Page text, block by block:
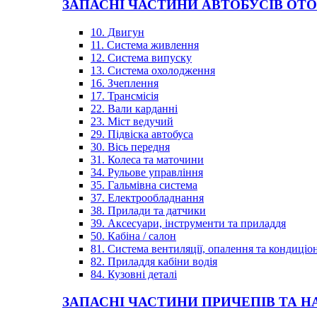
ЗАПАСНІ ЧАСТИНИ АВТОБУСІВ
10. Двигун
11. Система живлення
12. Система випуску
13. Система охолодження
16. Зчеплення
17. Трансмісія
22. Вали карданні
23. Міст ведучий
29. Підвіска автобуса
30. Вісь передня
31. Колеса та маточини
34. Рульове управління
35. Гальмівна система
37. Електрообладнання
38. Прилади та датчики
39. Аксесуари, інструменти та приладдя
50. Кабіна / салон
81. Система вентиляції, опалення та
82. Приладдя кабіни водія
84. Кузовні деталі
ЗАПАСНІ ЧАСТИНИ ПРИЧЕПІВ ТА